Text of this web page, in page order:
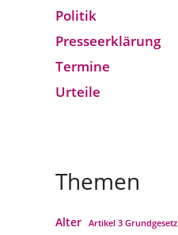
Politik
Presseerklärung
Termine
Urteile
Themen
Alter Artikel 3 Grundgesetz